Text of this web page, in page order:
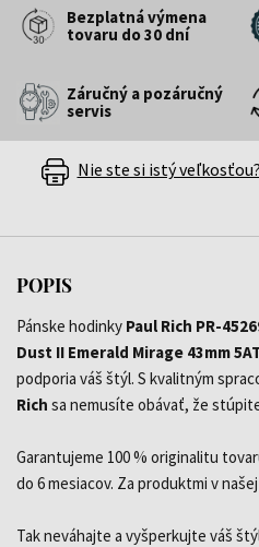
Bezplatná výmena
tovaru do 30 dní
Záručný a pozáručný
servis
Nie ste si istý
POPIS
Pánske hodinky Paul Rich PR-
Dust II Emerald Mirage 43mm
podporia váš štýl. S kvalitným
Rich sa nemusíte obávať, že
Garantujeme 100 % originalitu
do 6 mesiacov. Za produktmi v
Tak neváhajte a vyšperkujte váš